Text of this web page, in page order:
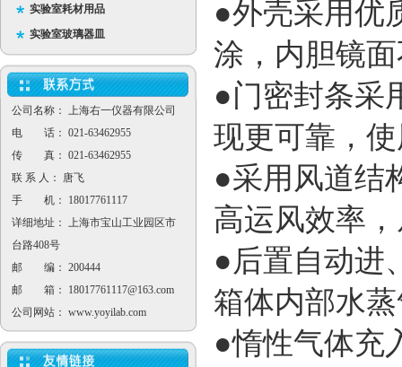
实验室耗材用品
实验室玻璃器皿
公司名称： 上海右一仪器有限公司
电 话： 021-63462955
传 真： 021-63462955
联 系 人： 唐飞
手 机： 18017761117
详细地址： 上海市宝山工业园区市
台路408号
邮 编： 200444
邮 箱：
18017761117@163.com
公司网站： www.yoyilab.com
●外壳采用优
涂，内胆镜
●门密封条采
现更可靠，
●采用风道结
高运风效率
●后置自动进
箱体内部水
●惰性气体充